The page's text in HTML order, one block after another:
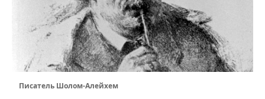
Писатель Шолом-Алейхем